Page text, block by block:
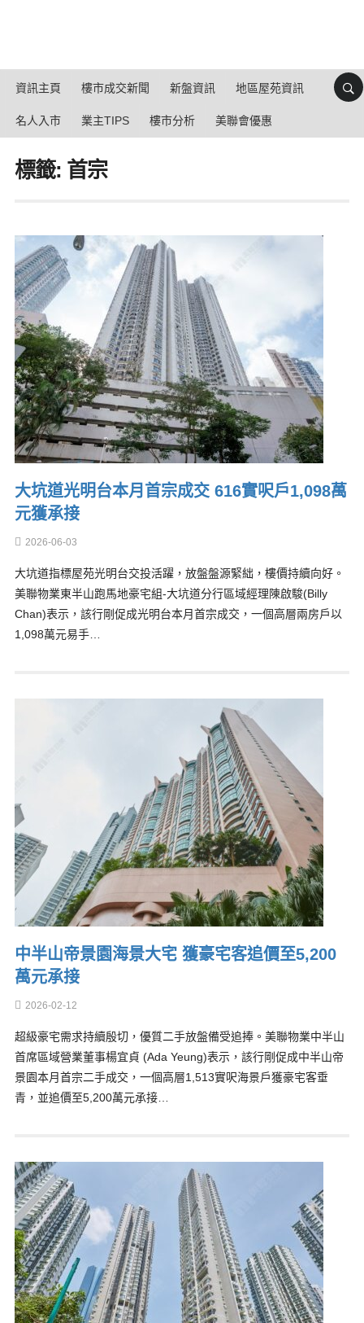
資訊主頁 樓市成交新聞 新盤資訊 地區屋苑資訊
名人入市 業主TIPS 樓市分析 美聯會優惠
標籤: 首宗
大坑道光明台本月首宗成交 616實呎戶1,098萬
元獲承接
2026-06-03
大坑道指標屋苑光明台交投活躍，放盤盤源緊絀，樓價持續向好。
美聯物業東半山跑馬地豪宅組-大坑道分行區域經理陳啟駿(Billy
Chan)表示，該行剛促成光明台本月首宗成交，一個高層兩房戶以
1,098萬元易手…
中半山帝景園海景大宅 獲豪宅客追價至5,200
萬元承接
2026-02-12
超級豪宅需求持續殷切，優質二手放盤備受追捧。美聯物業中半山
首席區域營業董事楊宜貞 (Ada Yeung)表示，該行剛促成中半山帝
景園本月首宗二手成交，一個高層1,513實呎海景戶獲豪宅客垂
青，並追價至5,200萬元承接…